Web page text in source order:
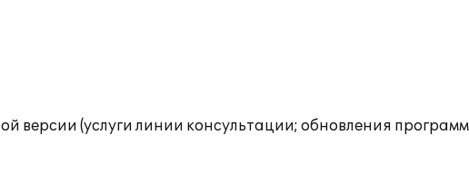
версии (услуги линии консультации; обновления